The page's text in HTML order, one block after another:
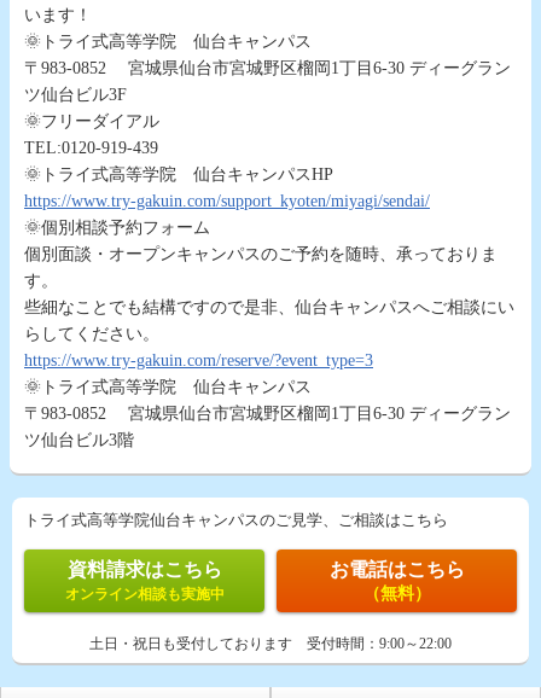
います！
🌞トライ式高等学院 仙台キャンパス
〒983-0852 宮城県仙台市宮城野区榴岡1丁目6-30 ディーグラン
ツ仙台ビル3F
🌞フリーダイアル
TEL:0120-919-439
🌞トライ式高等学院 仙台キャンパスHP
https://www.try-gakuin.com/support_kyoten/miyagi/sendai/
🌞個別相談予約フォーム
個別面談・オープンキャンパスのご予約を随時、承っておりま
す。
些細なことでも結構ですので是非、仙台キャンパスへご相談にい
らしてください。
https://www.try-gakuin.com/reserve/?event_type=3
🌞トライ式高等学院 仙台キャンパス
〒983-0852 宮城県仙台市宮城野区榴岡1丁目6-30 ディーグラン
ツ仙台ビル3階
トライ式高等学院仙台キャンパスのご見学、ご相談はこちら
資料請求はこちら
オンライン相談も実施中
お電話はこちら
（無料）
土日・祝日も受付しております 受付時間： 9:00～22:00